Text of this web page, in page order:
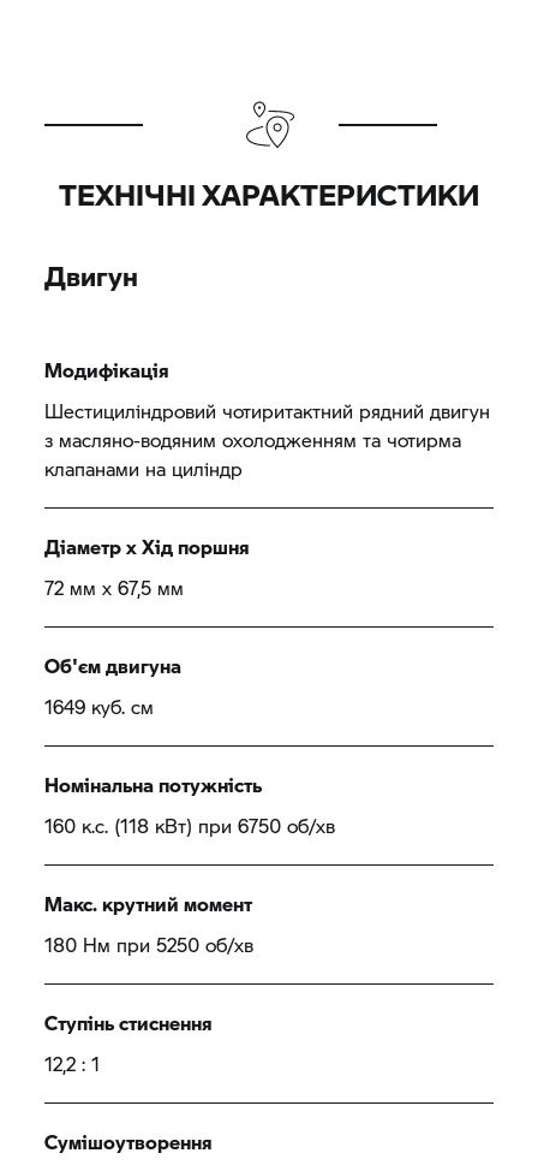
ТЕХНІЧНІ ХАРАКТЕРИСТИКИ
Двигун
Модифікація
Шестициліндровий чотиритактний рядний двигун
з масляно-водяним охолодженням та чотирма
клапанами на циліндр
Діаметр x Хід поршня
72 мм x 67,5 мм
Об'єм двигуна
1649 куб. см
Номінальна потужність
160 к.с. (118 кВт) при 6750 об/хв
Макс. крутний момент
180 Нм при 5250 об/хв
Ступінь стиснення
12,2 : 1
Сумішоутворення